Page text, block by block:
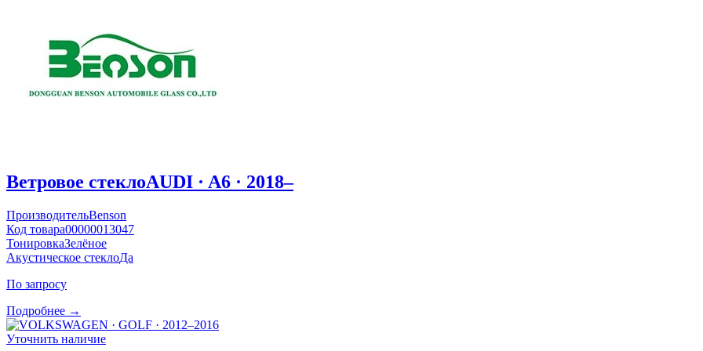
Ветровое стеклоAUDI · A6 · 2018–
ПроизводительBenson
Код товара00000013047
ТонировкаЗелёное
Акустическое стеклоДа
По запросу
Подробнее →
Уточнить наличие